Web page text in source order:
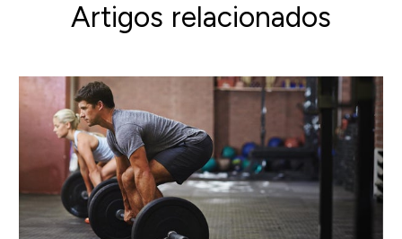
Artigos relacionados